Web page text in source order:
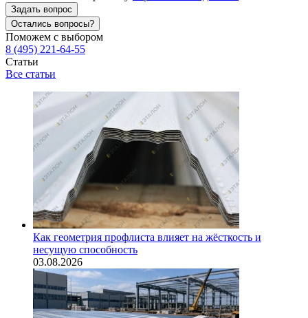
Задать вопрос
Остались вопросы?
Поможем с выбором
8 (495) 221-64-55
Статьи
Все статьи
Как геометрия профлиста влияет на жёсткость и
несущую способность
03.08.2026